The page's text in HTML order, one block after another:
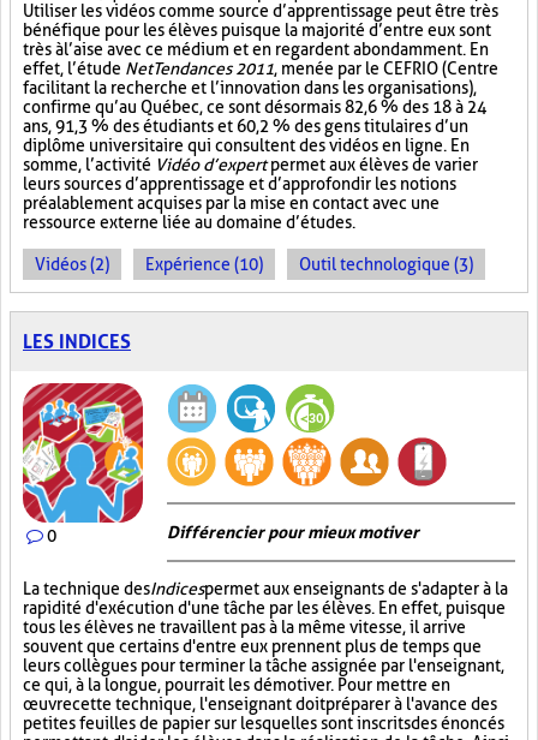
Utiliser les vidéos comme source d’apprentissage peut être très
bénéfique pour les élèves puisque la majorité d’entre eux sont
très à l’aise avec ce médium et en regardent abondamment. En
effet, l’étude NetTendances 2011, menée par le CEFRIO (Centre
facilitant la recherche et l’innovation dans les organisations),
confirme qu’au Québec, ce sont désormais 82,6 % des 18 à 24
ans, 91,3 % des étudiants et 60,2 % des gens titulaires d’un
diplôme universitaire qui consultent des vidéos en ligne. En
somme, l’activité Vidéo d’expertpermet aux élèves de varier
leurs sources d’apprentissage et d’approfondir les notions
préalablement acquises par la mise en contact avec une
ressource externe liée au domaine d’études.
Vidéos (2) Expérience (10) Outil technologique (3)
LES INDICES
0 Différencier pour mieux motiver
La technique desIndicespermet aux enseignants de s'adapter à la
rapidité d'exécution d'une tâche par les élèves. En effet, puisque
tous les élèves ne travaillent pas à la même vitesse, il arrive
souvent que certains d'entre eux prennent plus de temps que
leurs collègues pour terminer la tâche assignée par l'enseignant,
ce qui, à la longue, pourrait les démotiver. Pour mettre en
œuvre cette technique, l'enseignant doit préparer à l'avance des
petites feuilles de papier sur lesquelles sont inscrits des énoncés